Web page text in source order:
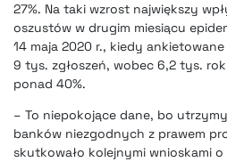
27%. Na taki wzrost największy
oszustów w drugim miesiącu
14 maja 2020 r., kiedy
9 tys. zgłoszeń, wobec 6,2 tys.
ponad 40%.
– To niepokojące dane, bo
banków niezgodnych z prawem
skutkowało kolejnymi wnioskami